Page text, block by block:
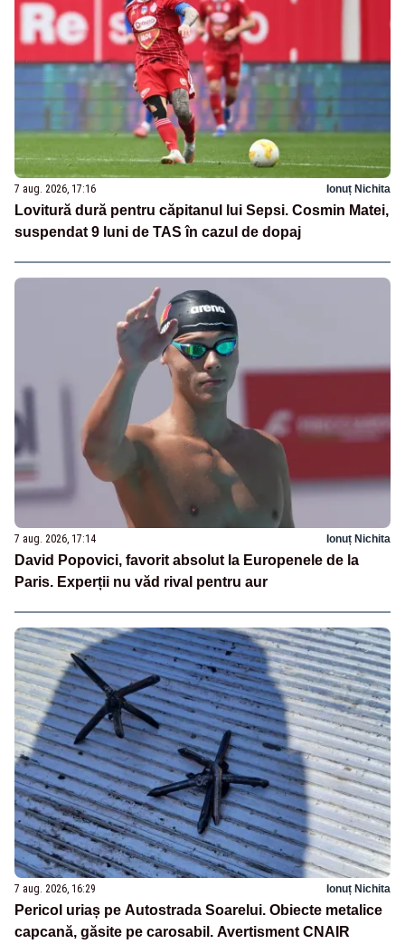
7 aug. 2026, 17:16 Ionuț Nichita
Lovitură dură pentru căpitanul lui Sepsi. Cosmin Matei,
suspendat 9 luni de TAS în cazul de dopaj
7 aug. 2026, 17:14 Ionuț Nichita
David Popovici, favorit absolut la Europenele de la
Paris. Experții nu văd rival pentru aur
7 aug. 2026, 16:29 Ionuț Nichita
Pericol uriaș pe Autostrada Soarelui. Obiecte metalice
capcană, găsite pe carosabil. Avertisment CNAIR